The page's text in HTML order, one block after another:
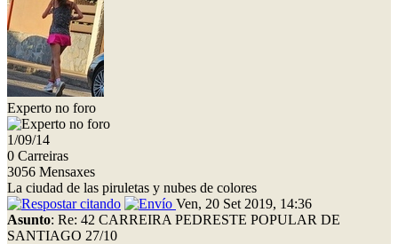
Experto no foro
1/09/14
0 Carreiras
3056 Mensaxes
La ciudad de las piruletas y nubes de colores
Ven, 20 Set 2019, 14:36
Asunto: Re: 42 CARREIRA PEDRESTE POPULAR DE
SANTIAGO 27/10